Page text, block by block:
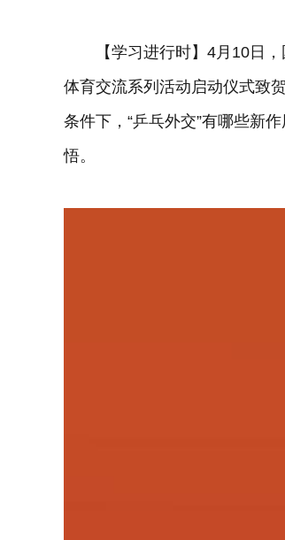
【学习进行时】4月10日，
体育交流系列活动启动仪式致
条件下，“乒乓外交”有哪些新
悟。